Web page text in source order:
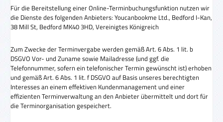
Für die Bereitstellung einer Online-Terminbuchungsfunktion nutzen wir
die Dienste des folgenden Anbieters: Youcanbookme Ltd., Bedford I-Kan,
38 Mill St, Bedford MK40 3HD, Vereinigtes Königreich
Zum Zwecke der Terminvergabe werden gemäß Art. 6 Abs. 1 lit. b
DSGVO Vor- und Zuname sowie Mailadresse (und ggf. die
Telefonnummer, sofern ein telefonischer Termin gewünscht ist) erhoben
und gemäß Art. 6 Abs. 1 lit. f DSGVO auf Basis unseres berechtigten
Interesses an einem effektiven Kundenmanagement und einer
effizienten Terminverwaltung an den Anbieter übermittelt und dort für
die Terminorganisation gespeichert.